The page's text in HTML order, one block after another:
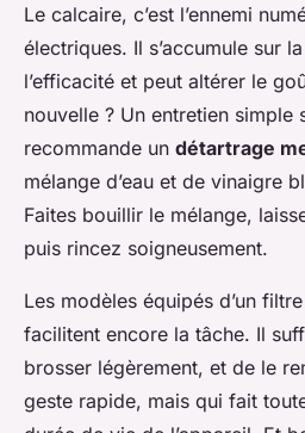
Le calcaire, c’est l’ennemi
électriques. Il s’accumule sur
l’efficacité et peut altérer le
nouvelle ? Un entretien simple
recommande un détartrage
mélange d’eau et de vinaigre
Faites bouillir le mélange,
puis rincez soigneusement.
Les modèles équipés d’un
facilitent encore la tâche. Il
brosser légèrement, et de le
geste rapide, mais qui fait